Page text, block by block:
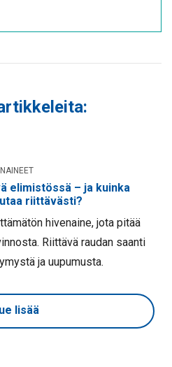
elimistössä – ja kuinka
riittävästi?
hivenaine, jota pitää
Riittävä raudan saanti
ja uupumusta.
lisää